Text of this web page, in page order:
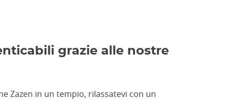
grazie alle nostre
Zazen in un tempio, rilassatevi con un